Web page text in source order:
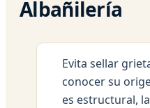
Albañilería
Evita sellar
conocer su
es estructural,